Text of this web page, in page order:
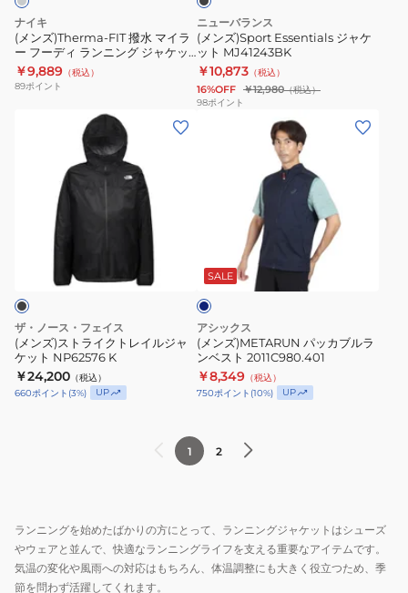
ー
フ
ー
デ
ッ
ト
FZ1112-
053
ナイキ
(メンズ)Therma-FIT 撥水 マイラ
ー フーディ ランニング ジャケッ
ト FZ1112-053
￥9,889 （税込）
89ポイント
MJ41243BK
ニューバランス
(メンズ)Sport Essentials ジャケ
ット MJ41243BK
￥10,873 （税込）
16%OFF ￥12,980（税込）
98ポイント
ト
レ
イ
ル
ジ
ザ・ノース・フェイス
(メンズ)ストライクトレイルジャ
ケット NP62576 K
￥24,200 （税込）
660ポイント (3%) UP
ズ)METARUN
ル
ラ
ン
ベ
ス
ト
2011C980.401
SALE
ビ
アシックス
(メンズ)METARUN パッカブルラ
ンベスト 2011C980.401
￥8,349 （税込）
750ポイント (10%) UP
1 2
ランニングを始めたばかりの方にとって、ランニングジャケットはシューズ
やウェアと並んで、快適なランニングライフを支える重要なアイテムです。
気温の変化や風雨への対応はもちろん、体温調整にも大きく役立つため、季
節を問わず活躍してくれます。